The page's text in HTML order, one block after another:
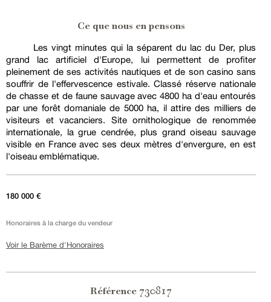
Ce que nous en pensons
Les vingt minutes qui la séparent du lac du Der, plus
grand lac artificiel d'Europe, lui permettent de profiter
pleinement de ses activités nautiques et de son casino sans
souffrir de l'effervescence estivale. Classé réserve nationale
de chasse et de faune sauvage avec 4800 ha d'eau entourés
par une forêt domaniale de 5000 ha, il attire des milliers de
visiteurs et vacanciers. Site ornithologique de renommée
internationale, la grue cendrée, plus grand oiseau sauvage
visible en France avec ses deux mètres d'envergure, en est
l'oiseau emblématique.
180 000 €
Honoraires à la charge du vendeur
Voir le Barème d'Honoraires
Référence 730817